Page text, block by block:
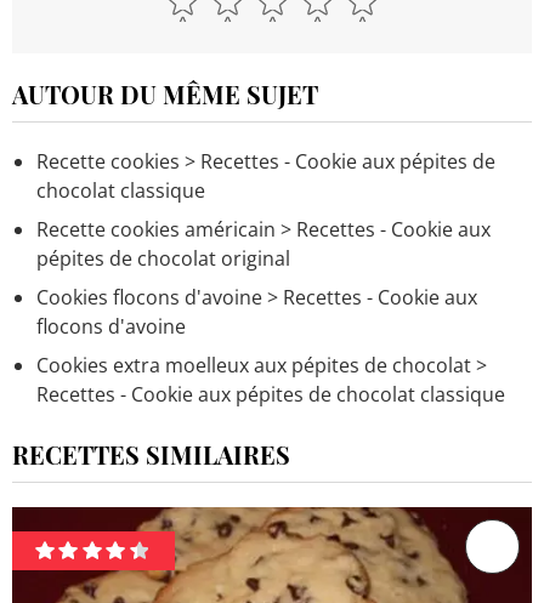
AUTOUR DU MÊME SUJET
Recette cookies > Recettes - Cookie aux pépites de
chocolat classique
Recette cookies américain > Recettes - Cookie aux
pépites de chocolat original
Cookies flocons d'avoine> Recettes - Cookie aux
flocons d'avoine
Cookies extra moelleux aux pépites de chocolat>
Recettes - Cookie aux pépites de chocolat classique
RECETTES SIMILAIRES